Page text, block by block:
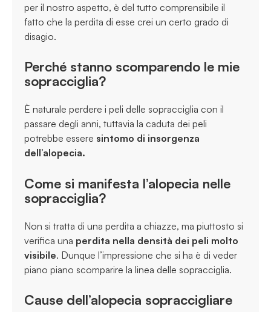
per il nostro aspetto, è del tutto comprensibile il
fatto che la perdita di esse crei un certo grado di
disagio.
Perché stanno scomparendo le mie
sopracciglia?
È naturale perdere i peli delle sopracciglia con il
passare degli anni, tuttavia la caduta dei peli
potrebbe essere sintomo di insorgenza
dell’alopecia.
Come si manifesta l’alopecia nelle
sopracciglia?
Non si tratta di una perdita a chiazze, ma piuttosto si
verifica una perdita nella densità dei peli molto
visibile. Dunque l’impressione che si ha è di veder
piano piano scomparire la linea delle sopracciglia.
Cause dell’alopecia sopraccigliare